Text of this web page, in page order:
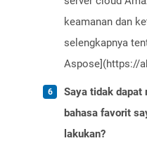
keamanan dan
selengkapnya
Aspose](https://
Saya tidak dapat
bahasa favorit
lakukan?